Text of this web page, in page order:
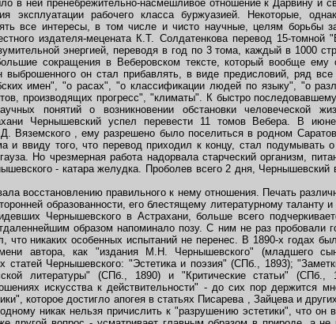
в ней пренебрежительно-насмешливое отношение к Дарвину и
эксплуатации рабочего класса буржуазией. Некоторые,
все интересы, в том числе и чисто научные, целям борьбы
издателя-мецената К.Т. Солдатенкова перевод 15-
энергией, переводя в год по 3 тома, каждый в 1000
сокращения в Веберовском тексте, который вообще ему
выброшенного он стал прибавлять, в виде предисловий, ряд
имен", "о расах", "о классификации людей по языку", "о
производящих прогресс", "климаты". К быстро
понятий о возникновении обстановки человеческой
Чернышевский успел перевести 11 томов Вебера. В
Вяземского , ему разрешено было поселиться в родном
и ввиду того, что перевод приходил к концу, стал подумывать
Но чрезмерная работа надорвала старческий организм,
- катара желудка. Проболев всего 2 дня, Чернышевский
восстановлению правильного к нему отношения. Печать
образованности, его блестящему литературному таланту и
Чернышевского в Астрахани, больше всего
образом напоминало позу. С ним не раз пробовали
что никаких особенных испытаний не перенес. В 1890-х годах
автора, как "издания М.Н. Чернышевского" (младшего
статей Чернышевского: "Эстетика и поэзия" (СПб., 1893);
литературы" (СПб., 1890) и "Критические статьи"
искусства к действительности" - до сих пор держится
которое достигло апогея в статьях Писарева , Зайцева и
никак нельзя причислить к "разрушению эстетики", что он